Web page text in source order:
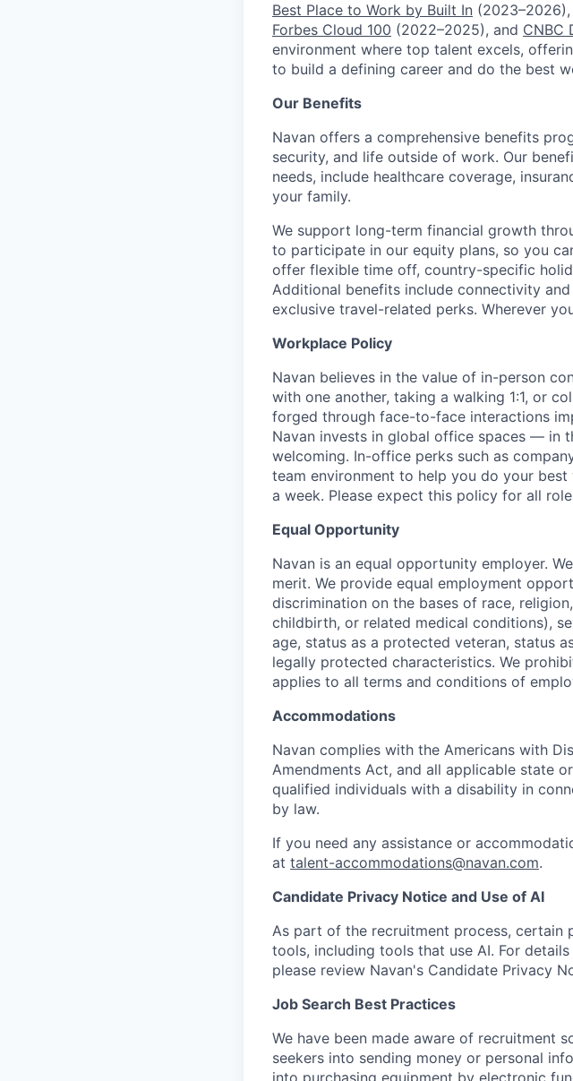
Best Place to Work by Built In (2023–2026),
Forbes Cloud 100 (2022–2025), and CNBC
environment where top talent excels,
to build a defining career and do the best
Our Benefits
Navan offers a comprehensive benefits
security, and life outside of work. Our
needs, include healthcare coverage,
your family.
We support long-term financial growth
to participate in our equity plans, so you
offer flexible time off, country-specific
Additional benefits include connectivity
exclusive travel-related perks. Wherever
Workplace Policy
Navan believes in the value of in-person
with one another, taking a walking 1:1, or
forged through face-to-face interactions
Navan invests in global office spaces — in
welcoming. In-office perks such as
team environment to help you do your
a week. Please expect this policy for all
Equal Opportunity
Navan is an equal opportunity employer.
merit. We provide equal employment
discrimination on the bases of race,
childbirth, or related medical conditions),
age, status as a protected veteran, status
legally protected characteristics. We
applies to all terms and conditions of
Accommodations
Navan complies with the Americans with
Amendments Act, and all applicable state
qualified individuals with a disability in
by law.
If you need any assistance or
at talent-accommodations@navan.com.
Candidate Privacy Notice and Use of AI
As part of the recruitment process, certain
tools, including tools that use AI. For
please review Navan's Candidate Privacy
Job Search Best Practices
We have been made aware of recruitment
seekers into sending money or personal
into purchasing equipment by electronic